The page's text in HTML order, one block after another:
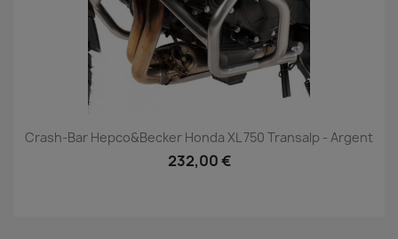
Crash-Bar Hepco&Becker Honda XL 750 Transalp - Argent
232,00 €